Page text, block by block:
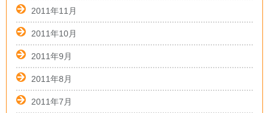
2011年11月
2011年10月
2011年9月
2011年8月
2011年7月